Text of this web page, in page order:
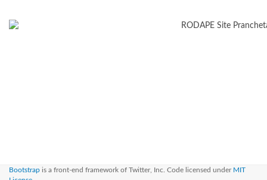
Bootstrap is a front-end framework of Twitter, Inc. Code licensed under MIT